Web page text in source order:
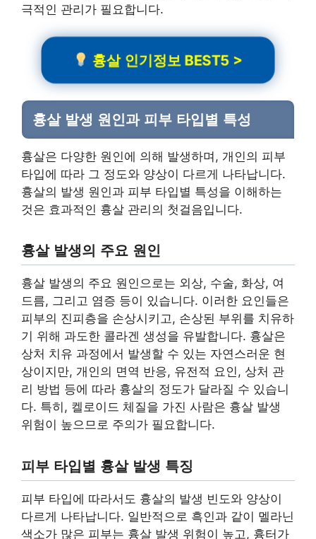
극적인 관리가 필요합니다.
흉살 인기정보 BEST5 >
흉살 발생 원인과 피부 타입별 특성
흉살은 다양한 원인에 의해 발생하며, 개인의 피부
타입에 따라 그 정도와 양상이 다르게 나타납니다.
흉살의 발생 원인과 피부 타입별 특성을 이해하는
것은 효과적인 흉살 관리의 첫걸음입니다.
흉살 발생의 주요 원인
흉살 발생의 주요 원인으로는 외상, 수술, 화상, 여
드름, 그리고 염증 등이 있습니다. 이러한 요인들은
피부의 진피층을 손상시키고, 손상된 부위를 치유하
기 위해 과도한 콜라겐 생성을 유발합니다. 흉살은
상처 치유 과정에서 발생할 수 있는 자연스러운 현
상이지만, 개인의 면역 반응, 유전적 요인, 상처 관
리 방법 등에 따라 흉살의 정도가 달라질 수 있습니
다. 특히, 켈로이드 체질을 가진 사람은 흉살 발생
위험이 높으므로 주의가 필요합니다.
피부 타입별 흉살 발생 특징
피부 타입에 따라서도 흉살의 발생 빈도와 양상이
다르게 나타납니다. 일반적으로 흑인과 같이 멜라닌
색소가 많은 피부는 흉살 발생 위험이 높고, 흉터가